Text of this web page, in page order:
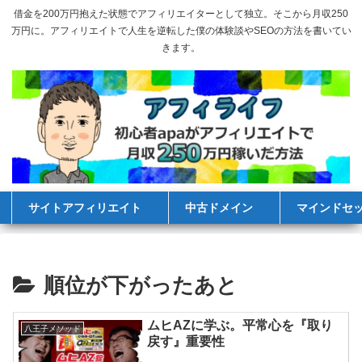
借金を200万円抱えた状態でアフィリエイターとして独立。そこから月収250
万円に。アフィリエイトで人生を逆転した僕の体験談やSEOの方法を書いてい
きます。
サイトアフィリエイト 中古ドメイン マインドセ
順位が下がったあと
八王子メソッド
ムヒAZに学ぶ。平常心を『取り
戻す』重要性